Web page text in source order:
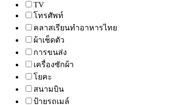
TV
โทรศัพท์
คลาสเรียนทำอาหารไทย
ผ้าเช็ดตัว
การขนส่ง
เครื่องซักผ้า
โยคะ
สนามบิน
ป้ายรถเมล์